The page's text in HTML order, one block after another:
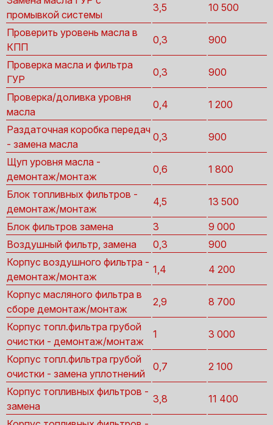
промывкой системы
3,5 10 500
Проверить уровень масла в
КПП
0,3 900
Проверка масла и фильтра
ГУР
0,3 900
Проверка/доливка уровня
масла
0,4 1 200
Раздаточная коробка передач
- замена масла
0,3 900
Щуп уровня масла -
демонтаж/монтаж
0,6 1 800
Блок топливных фильтров -
демонтаж/монтаж
4,5 13 500
Блок фильтров замена 3
9 000
Воздушный фильтр, замена
0,3
900
Корпус воздушного фильтра -
демонтаж/монтаж
1,4 4 200
Корпус масляного фильтра в
сборе демонтаж/монтаж
2,9 8 700
Корпус топл.фильтра грубой
очистки - демонтаж/монтаж
1 3 000
Корпус топл.фильтра грубой
очистки - замена уплотнений
0,7 2 100
Корпус топливных фильтров -
замена
3,8 11 400